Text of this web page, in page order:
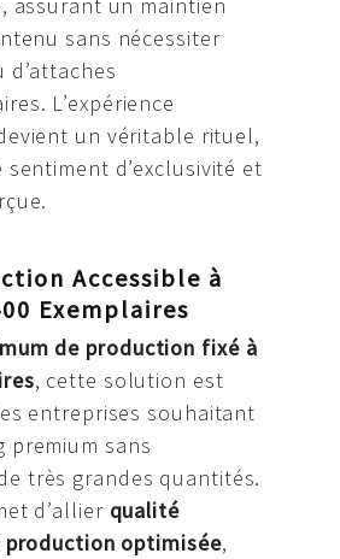
sans nécessiter
d’attaches
L’expérience
un véritable rituel,
d’exclusivité et
Accessible à
Exemplaires
de production fixé à
, cette solution est
entreprises souhaitant
premium sans
très grandes quantités.
d’allier qualité
optimisée,